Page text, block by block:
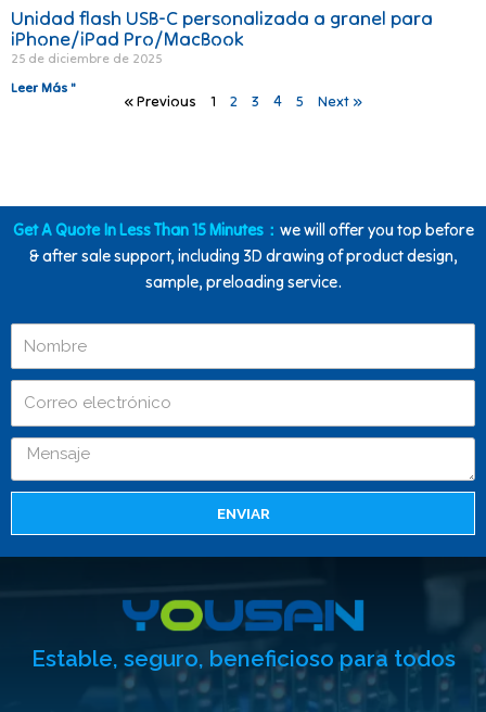
Unidad flash USB-C personalizada a granel para
iPhone/iPad Pro/MacBook
25 de diciembre de 2025
Leer Más "
« Previous 1 2 3 4 5 Next »
Get A Quote In Less Than 15 Minutes： we will offer you top before
& after sale support, including 3D drawing of product design,
sample, preloading service.
ENVIAR
Estable, seguro, beneficioso para todos